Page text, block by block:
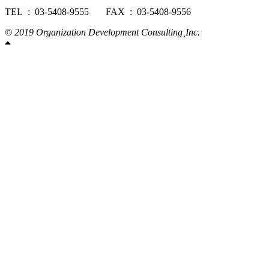
TEL : 03-5408-9555 FAX : 03-5408-9556
© 2019 Organization Development Consulting¸Inc.